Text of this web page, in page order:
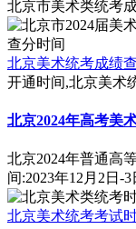
北京市美术类统考
北京美术统考成绩
开通时间,北京美术
北京2024年高考美
北京2024年普通高
间:2023年12月2日-
北京美术统考考试